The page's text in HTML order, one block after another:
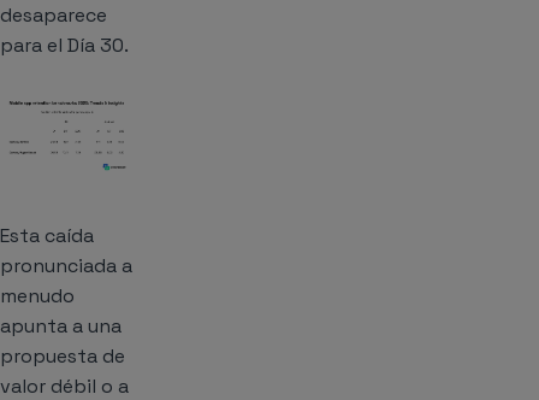
desaparece
para el Día 30.
Esta caída
pronunciada a
menudo
apunta a una
propuesta de
valor débil o a